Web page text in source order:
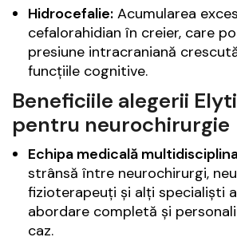
Hidrocefalie: Acumularea
cefalorahidian în creier, care
presiune intracraniană
funcțiile cognitive.
Beneficiile alegerii
pentru neurochirurgie
Echipa medicală
strânsă între neurochirurgi,
fizioterapeuți și alți specialiști
abordare completă și
caz.